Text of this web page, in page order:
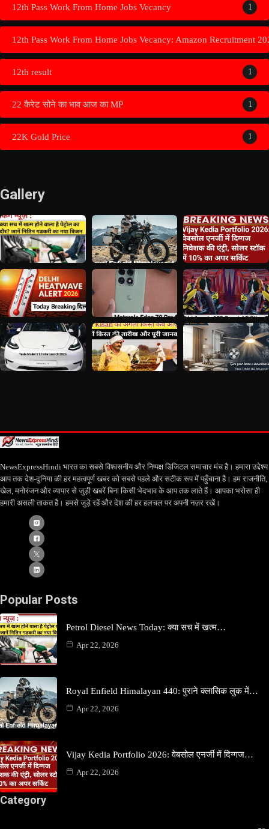
12th Pass Work From Home Jobs Vecancy 1
12th Pass Work From Home Jobs Vecancy: Amazon Recruitment
12th result 1
22 कैरेट सोने का भाव आज का MP 1
22K Gold Price 1
Gallery
NewsExpressHindi भारत का सबसे विश्वसनीय और निष्पक्ष डिजिटल समाचार मंच है। हमारा उद्देश्य
आप तक देश-दुनिया की हर महत्वपूर्ण खबर को सबसे पहले और सटीक रूप में पहुँचाना है। हम राजनीति,
खेल, मनोरंजन और व्यापार से जुड़ी खबरें बिना किसी भेदभाव के आप तक लाते हैं। आपका भरोसा ही
हमारी असली ताकत है। हमसे जुड़े रहें और देश की हर हलचल पर अपनी नज़र रखें।
Popular Posts
Petrol Diesel News Today: क्या सच में खत्म…
Apr 22, 2026
Royal Enfield Himalayan 440: पुराने क्लासिक लुक में…
Apr 22, 2026
Vijay Kedia Portfolio 2026: वेबसोल एनर्जी में दिग्गज…
Apr 22, 2026
Category